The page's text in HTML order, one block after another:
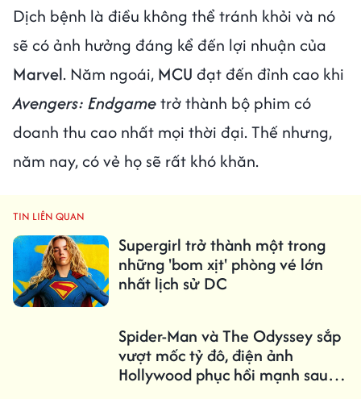
Dịch bệnh là điều không thể tránh khỏi và nó
sẽ có ảnh hưởng đáng kể đến lợi nhuận của
Marvel. Năm ngoái, MCU đạt đến đỉnh cao khi
Avengers: Endgametrở thành bộ phim có
doanh thu cao nhất mọi thời đại. Thế nhưng,
năm nay, có vẻ họ sẽ rất khó khăn.
TIN LIÊN QUAN
Supergirl trở thành một trong
những 'bom xịt' phòng vé lớn
nhất lịch sử DC
Spider-Man và The Odyssey sắp
vượt mốc tỷ đô, điện ảnh
Hollywood phục hồi mạnh sau